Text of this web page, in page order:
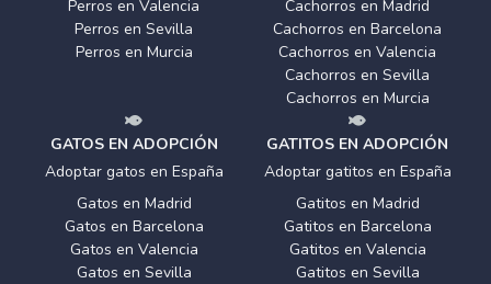
Perros en Valencia
Perros en Sevilla
Perros en Murcia
Cachorros en Madrid
Cachorros en Barcelona
Cachorros en Valencia
Cachorros en Sevilla
Cachorros en Murcia
GATOS EN ADOPCIÓN
Adoptar gatos en España
Gatos en Madrid
Gatos en Barcelona
Gatos en Valencia
Gatos en Sevilla
GATITOS EN ADOPCIÓN
Adoptar gatitos en España
Gatitos en Madrid
Gatitos en Barcelona
Gatitos en Valencia
Gatitos en Sevilla